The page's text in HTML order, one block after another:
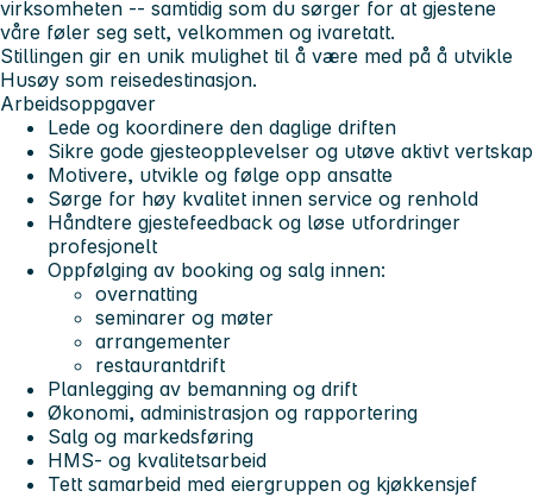
virksomheten -- samtidig som du sørger for at gjestene
våre føler seg sett, velkommen og ivaretatt.
Stillingen gir en unik mulighet til å være med på å utvikle
Husøy som reisedestinasjon.
Arbeidsoppgaver
Lede og koordinere den daglige driften
Sikre gode gjesteopplevelser og utøve aktivt vertskap
Motivere, utvikle og følge opp ansatte
Sørge for høy kvalitet innen service og renhold
Håndtere gjestefeedback og løse utfordringer
profesjonelt
Oppfølging av booking og salg innen:
overnatting
seminarer og møter
arrangementer
restaurantdrift
Planlegging av bemanning og drift
Økonomi, administrasjon og rapportering
Salg og markedsføring
HMS- og kvalitetsarbeid
Tett samarbeid med eiergruppen og kjøkkensjef